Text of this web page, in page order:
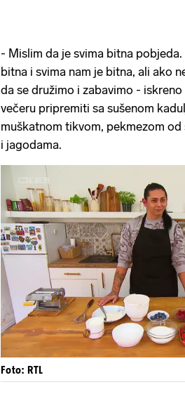
- Mislim da je svima bitna
bitna i svima nam je bitna, ali ako
da se družimo i zabavimo -
večeru pripremiti sa sušenom
muškatnom tikvom, pekmezom
i jagodama.
Foto: RTL